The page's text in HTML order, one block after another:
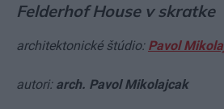
Felderhof House v skratke
architektonické štúdio: Pavol
autori: arch. Pavol Mikolajcak